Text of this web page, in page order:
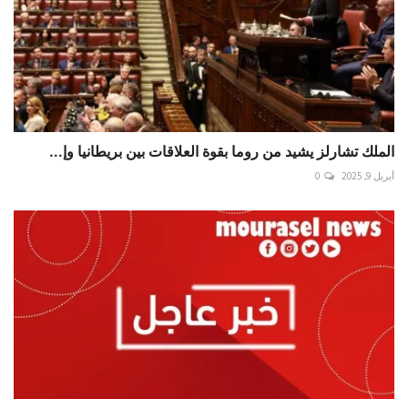
الملك تشارلز يشيد من روما بقوة العلاقات بين بريطانيا وإ...
أبريل 9, 2025 0